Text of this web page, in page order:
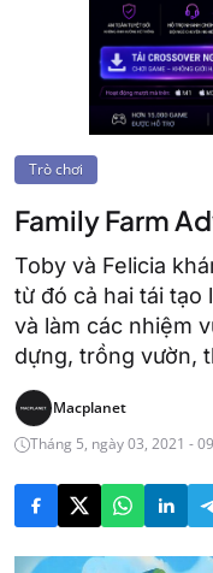
Trò chơi
Family Farm
Toby và Felicia
từ đó cả hai tái tạo
và làm các nhiệm
dựng, trồng vườn,
Macplanet
Tháng 5, ngày 03, 2021 -